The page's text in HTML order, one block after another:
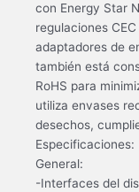
con Energy Star
regulaciones
adaptadores de
también está
RoHS para
utiliza envases
desechos,
Especificaciones:
General:
-Interfaces del